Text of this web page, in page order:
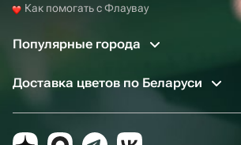
Как помогать с Флаувау
Популярные города
Доставка цветов по Беларуси